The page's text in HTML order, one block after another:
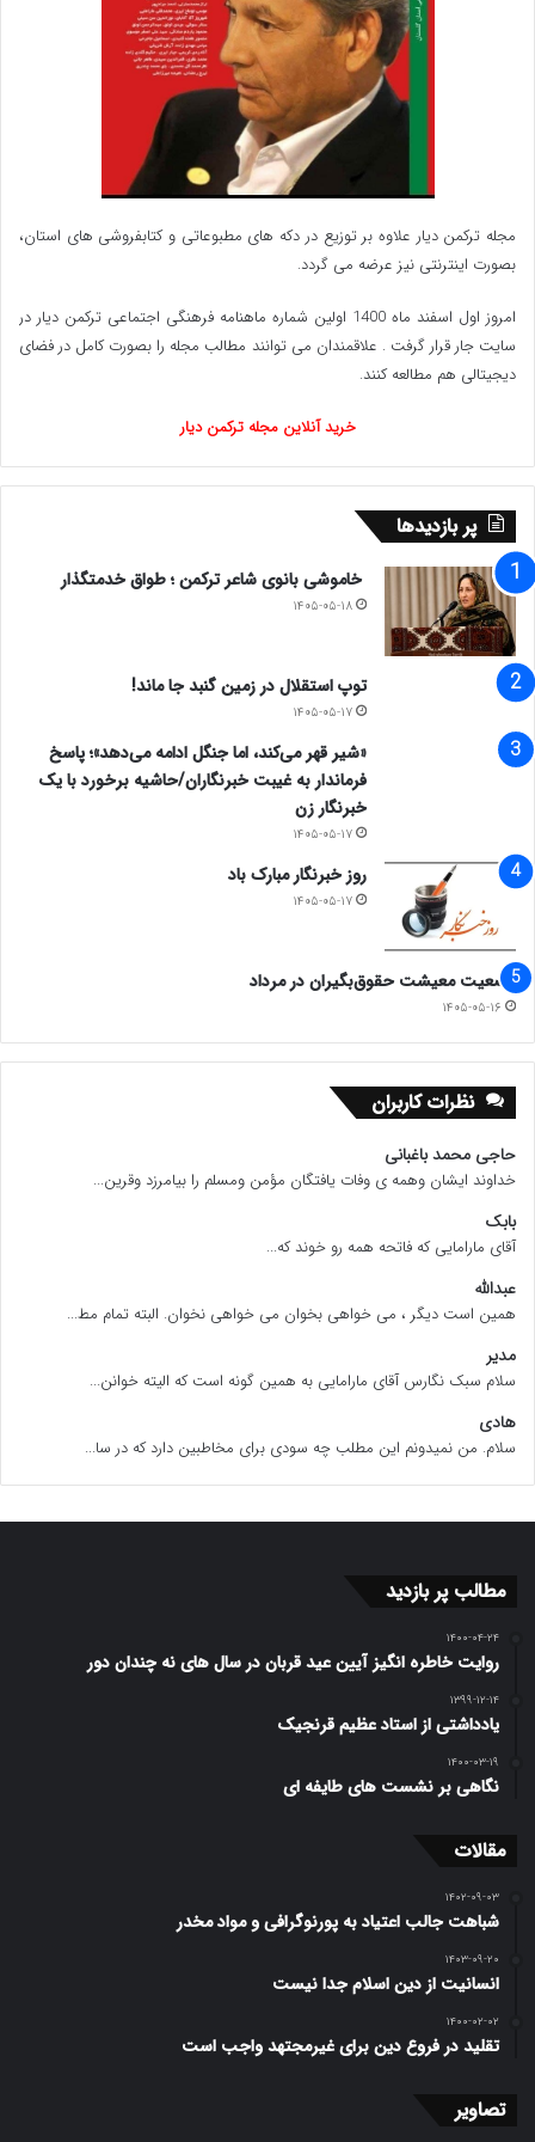
سال‌هاست که در قالب کورس فصول مختلف باحضور
جمع زیادی از علاقه‌مندان به این رشته ورزشی برگزار
مسابقات سوارکاری در بین مردم گلستان بویژه ترکمن‌ها
علاقمندان زیادی دارد و این رخداد ورزشی بیش از یک
دهه است علاوه بر بندرترکمن در ۲ شهرستان آق‌قلا و
گنبدکاووس این استان نیز برگزار می‌شود.
مجله ترکمن دیار علاوه بر توزیع در دکه های مطبوعاتی و کتابفروشی های استان،
بصورت اینترنتی نیز عرضه می گردد.‌
امروز اول اسفند ماه 1400 اولین شماره ماهنامه فرهنگی اجتماعی ترکمن دیار در
سایت جار قرار گرفت . علاقمندان می توانند مطالب مجله را بصورت کامل در فضای
دیجیتالی هم مطالعه کنند.
خرید آنلاین مجله ترکمن دیار
پر بازدیدها
خاموشی بانوی شاعر ترکمن ؛ طواق خدمتگذار
۱۴۰۵-۰۵-۱۸
توپ استقلال در زمین گنبد جا ماند!
۱۴۰۵-۰۵-۱۷
«شیر قهر می‌کند، اما جنگل ادامه می‌دهد»؛ پاسخ
فرماندار به غیبت خبرنگاران/حاشیه برخورد با یک
خبرنگار زن
۱۴۰۵-۰۵-۱۷
روز خبرنگار مبارک باد
۱۴۰۵-۰۵-۱۷
وضعیت معیشت حقوق‌بگیران در مرداد
۱۴۰۵-۰۵-۱۶
نظرات کاربران
حاجی محمد باغبانی
خداوند ایشان وهمه ی وفات یافتگان مؤمن ومسلم را بیامرزد وقرین...
بابک
آقای مارامایی که فاتحه همه رو خوند که...
عبدالله
همین است دیگر ، می خواهی بخوان می خواهی نخوان. البته تمام مط...
مدیر
سلام سبک نگارس آقای مارامایی به همین گونه است که الیته خوانن...
هادی
سلام. من نمیدونم این مطلب چه سودی برای مخاطبین دارد که در سا...
مطالب پر بازدید
۱۴۰۰-۰۴-۲۴
روایت خاطره انگیز آیین عید قربان در سال های نه چندان دور
۱۳۹۹-۱۲-۱۴
یادداشتی از استاد عظیم قرنجیک
۱۴۰۰-۰۳-۱۹
نگاهی بر نشست های طایفه ای
مقالات
۱۴۰۲-۰۹-۰۳
شباهت جالب اعتیاد به پورنوگرافی و مواد مخدر
۱۴۰۳-۰۹-۲۰
انسانیت از دین اسلام جدا نیست
۱۴۰۰-۰۲-۰۲
تقلید در فروع دین برای غیرمجتهد واجب است
تصاویر